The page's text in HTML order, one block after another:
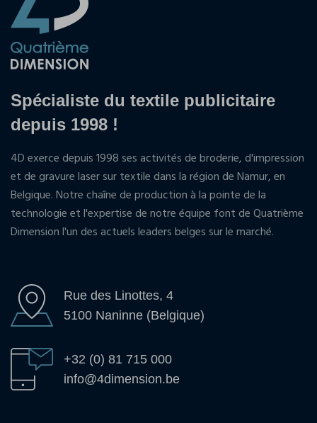
Spécialiste du textile publicitaire
depuis 1998 !
4D exerce depuis 1998 ses activités de broderie, d'impression
et de gravure laser sur textile dans la région de Namur, en
Belgique. Notre chaîne de production à la pointe de la
technologie et l'expertise de notre équipe font de Quatrième
Dimension l'un des actuels leaders belges sur le marché.
Rue des Linottes, 4
5100 Naninne (Belgique)
+32 (0) 81 715 000
info@4dimension.be